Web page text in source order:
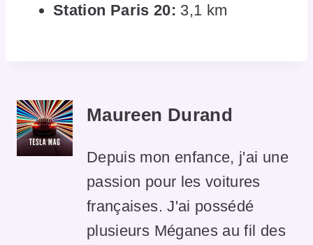
Station Paris 20: 3,1 km
Maureen Durand
Depuis mon enfance, j'ai une
passion pour les voitures
françaises. J'ai possédé
plusieurs Méganes au fil des